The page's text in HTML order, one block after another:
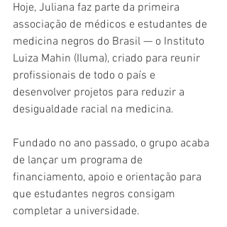
Hoje, Juliana faz parte da primeira
associação de médicos e estudantes de
medicina negros do Brasil — o Instituto
Luiza Mahin (Iluma), criado para reunir
profissionais de todo o país e
desenvolver projetos para reduzir a
desigualdade racial na medicina.
Fundado no ano passado, o grupo acaba
de lançar um programa de
financiamento, apoio e orientação para
que estudantes negros consigam
completar a universidade.